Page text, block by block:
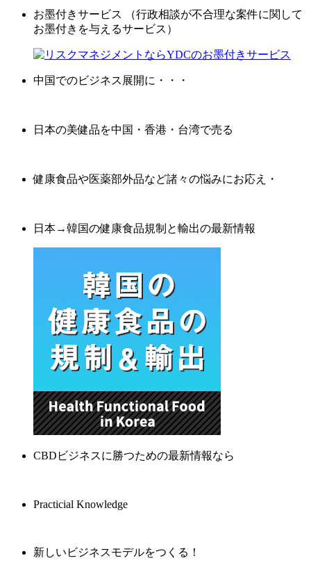
お墨付きサービス （行政相談が不合理な案件に関して
お墨付きを与えるサービス）
中国でのビジネス展開に・・・
日本の美健品を中国・香港・台湾で売る
健康食品や医薬部外品など諸々の悩みにお応え・
日本→韓国の健康食品規制と輸出の最新情報
CBDビジネスに勝つための最新情報なら
Practicial Knowledge
新しいビジネスモデルをつくる！